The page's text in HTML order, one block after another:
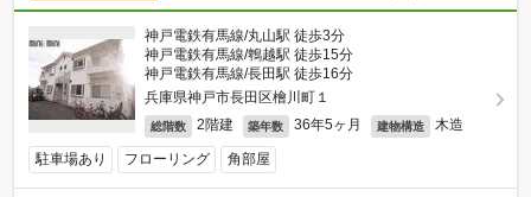
神戸電鉄有馬線/丸山駅 徒歩3分
神戸電鉄有馬線/鵯越駅 徒歩15分
神戸電鉄有馬線/長田駅 徒歩16分
兵庫県神戸市長田区檜川町１
総階数 2階建 築年数 36年5ヶ月 建物構造 木造
駐車場あり フローリング 角部屋